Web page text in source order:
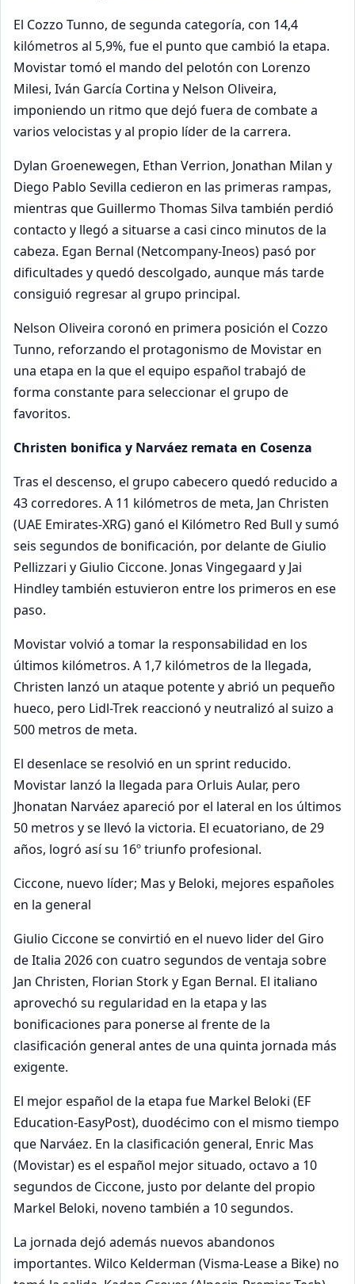
El Cozzo Tunno, de segunda categoría, con 14,4
kilómetros al 5,9%, fue el punto que cambió la etapa.
Movistar tomó el mando del pelotón con Lorenzo
Milesi, Iván García Cortina y Nelson Oliveira,
imponiendo un ritmo que dejó fuera de combate a
varios velocistas y al propio líder de la carrera.
Dylan Groenewegen, Ethan Verrion, Jonathan Milan y
Diego Pablo Sevilla cedieron en las primeras rampas,
mientras que Guillermo Thomas Silva también perdió
contacto y llegó a situarse a casi cinco minutos de la
cabeza. Egan Bernal (Netcompany-Ineos) pasó por
dificultades y quedó descolgado, aunque más tarde
consiguió regresar al grupo principal.
Nelson Oliveira coronó en primera posición el Cozzo
Tunno, reforzando el protagonismo de Movistar en
una etapa en la que el equipo español trabajó de
forma constante para seleccionar el grupo de
favoritos.
Christen bonifica y Narváez remata en Cosenza
Tras el descenso, el grupo cabecero quedó reducido a
43 corredores. A 11 kilómetros de meta, Jan Christen
(UAE Emirates-XRG) ganó el Kilómetro Red Bull y sumó
seis segundos de bonificación, por delante de Giulio
Pellizzari y Giulio Ciccone. Jonas Vingegaard y Jai
Hindley también estuvieron entre los primeros en ese
paso.
Movistar volvió a tomar la responsabilidad en los
últimos kilómetros. A 1,7 kilómetros de la llegada,
Christen lanzó un ataque potente y abrió un pequeño
hueco, pero Lidl-Trek reaccionó y neutralizó al suizo a
500 metros de meta.
El desenlace se resolvió en un sprint reducido.
Movistar lanzó la llegada para Orluis Aular, pero
Jhonatan Narváez apareció por el lateral en los últimos
50 metros y se llevó la victoria. El ecuatoriano, de 29
años, logró así su 16º triunfo profesional.
Ciccone, nuevo líder; Mas y Beloki, mejores españoles
en la general
Giulio Ciccone se convirtió en el nuevo lider del Giro
de Italia 2026 con cuatro segundos de ventaja sobre
Jan Christen, Florian Stork y Egan Bernal. El italiano
aprovechó su regularidad en la etapa y las
bonificaciones para ponerse al frente de la
clasificación general antes de una quinta jornada más
exigente.
El mejor español de la etapa fue Markel Beloki (EF
Education-EasyPost), duodécimo con el mismo tiempo
que Narváez. En la clasificación general, Enric Mas
(Movistar) es el español mejor situado, octavo a 10
segundos de Ciccone, justo por delante del propio
Markel Beloki, noveno también a 10 segundos.
La jornada dejó además nuevos abandonos
importantes. Wilco Kelderman (Visma-Lease a Bike) no